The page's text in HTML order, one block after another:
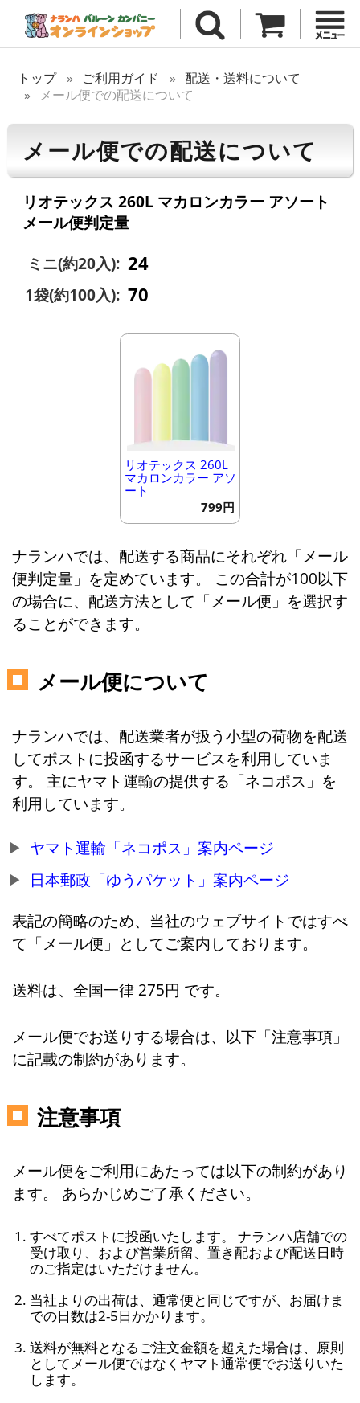
トップ ご利用ガイド
配送・送料について
メール便での配送について
メール便での配送について
リオテックス 260L マカロンカラー アソート
メール便判定量
ミニ(約20入): 24
1袋(約100入): 70
リオテックス 260L
マカロンカラー アソ
ート
799円
ナランハでは、配送する商品にそれぞれ「メール
便判定量」を定めています。 この合計が100以下
の場合に、配送方法として「メール便」を選択す
ることができます。
メール便について
ナランハでは、配送業者が扱う小型の荷物を配送
してポストに投函するサービスを利用していま
す。 主にヤマト運輸の提供する「ネコポス」を
利用しています。
ヤマト運輸「ネコポス」案内ページ
日本郵政「ゆうパケット」案内ページ
表記の簡略のため、当社のウェブサイトではすべ
て「メール便」としてご案内しております。
送料は、全国一律 275円 です。
メール便でお送りする場合は、以下「注意事項」
に記載の制約があります。
注意事項
メール便をご利用にあたっては以下の制約があり
ます。 あらかじめご了承ください。
すべてポストに投函いたします。 ナランハ店舗での
受け取り、および営業所留、置き配および配送日時
のご指定はいただけません。
当社よりの出荷は、通常便と同じですが、お届けま
での日数は2-5日かかります。
送料が無料となるご注文金額を超えた場合は、原則
としてメール便ではなくヤマト通常便でお送りいた
します。